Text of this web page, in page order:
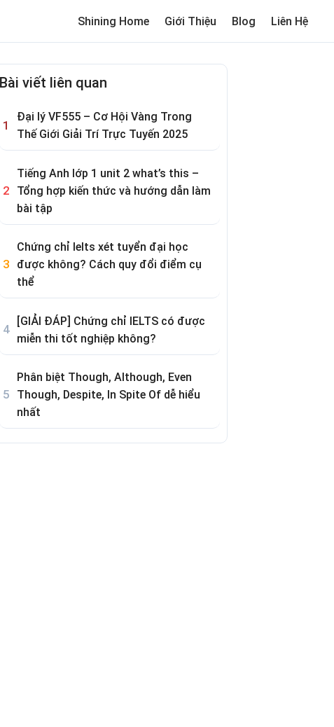
Shining Home Giới Thiệu Blog Liên Hệ
MemeReview trường cho bé
Bài viết liên quan
Đại lý VF555 – Cơ Hội Vàng Trong
Thế Giới Giải Trí Trực Tuyến 2025
Tiếng Anh lớp 1 unit 2 what’s this –
Tổng hợp kiến thức và hướng dẫn làm
bài tập
Chứng chỉ Ielts xét tuyển đại học
được không? Cách quy đổi điểm cụ
thể
[GIẢI ĐÁP] Chứng chỉ IELTS có được
miễn thi tốt nghiệp không?
Phân biệt Though, Although, Even
Though, Despite, In Spite Of dễ hiểu
nhất